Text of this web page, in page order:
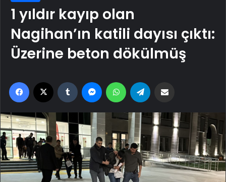
1 yıldır kayıp olan
Nagihan’ın katili dayısı çıktı:
Üzerine beton dökülmüş
Facebook Tumblr MessengerWhatsApp